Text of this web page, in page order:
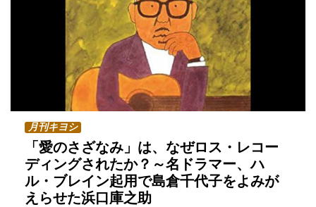
月刊キヨシ
「愛のさざなみ」は、なぜロス・レコー
ディングされたか？～名ドラマー、ハ
ル・ブレイン起用で島倉千代子をよみが
えらせた浜口庫之助